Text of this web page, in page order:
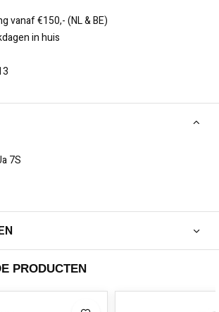
vanaf €150,- (NL & BE)
in huis
7S
PRODUCTEN